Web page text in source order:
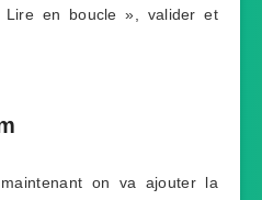
en boucle », valider et
on va ajouter la